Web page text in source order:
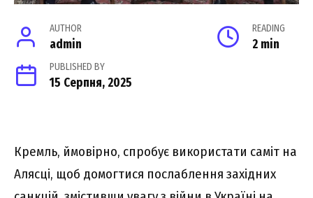
AUTHOR
admin
READING
2 min
PUBLISHED BY
15 Серпня, 2025
Кремль, ймовірно, спробує використати саміт на
Алясці, щоб домогтися послаблення західних